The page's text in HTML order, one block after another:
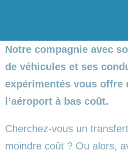
Notre compagnie avec
de véhicules et ses
expérimentés vous offre
l’aéroport à bas coût.
Cherchez-vous un
moindre coût ? Ou alors,